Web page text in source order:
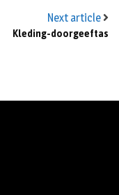
Next article
Kleding-doorgeeftas